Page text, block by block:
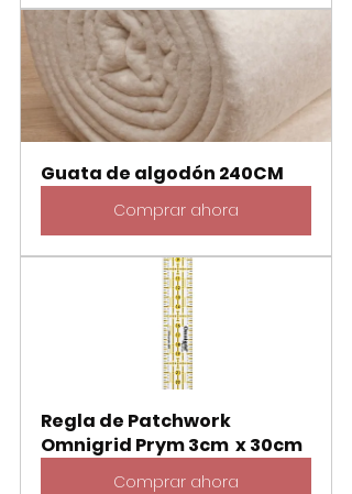
Guata de algodón 240CM
Comprar ahora
Regla de Patchwork
Omnigrid Prym 3cm  x 30cm
Comprar ahora